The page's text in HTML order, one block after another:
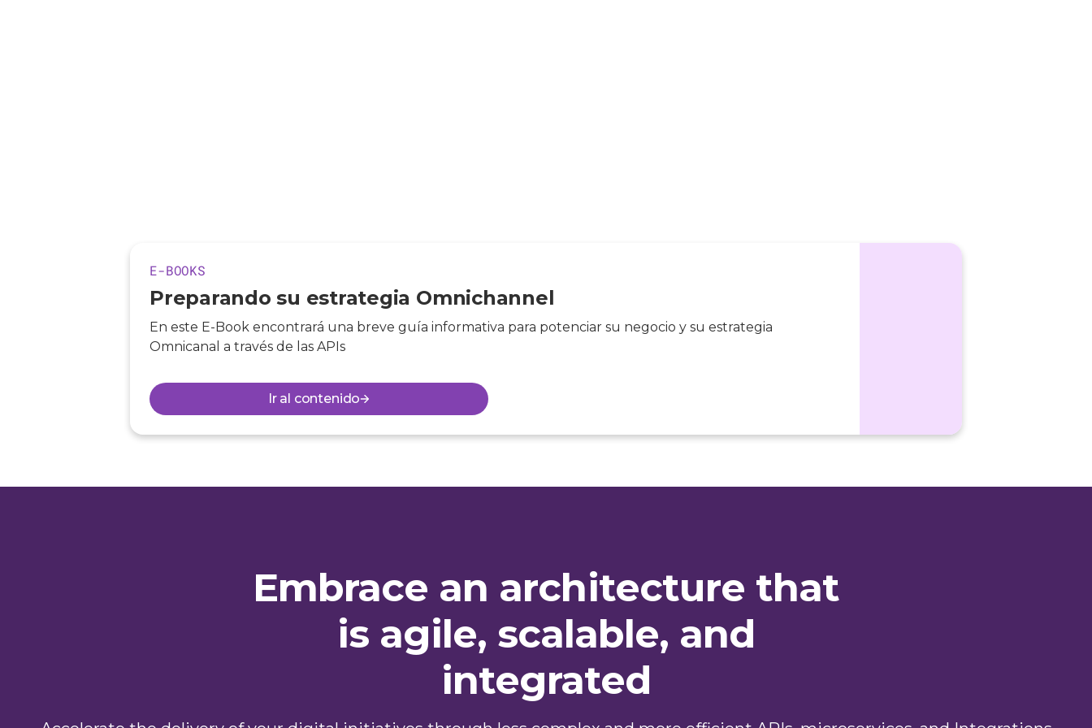
E-BOOKS
Preparando su estrategia Omnichannel
En este E-Book encontrará una breve guía informativa para potenciar su negocio y su estrategia
Omnicanal a través de las APIs
Ir al contenido
Embrace an architecture that
is agile, scalable, and
integrated